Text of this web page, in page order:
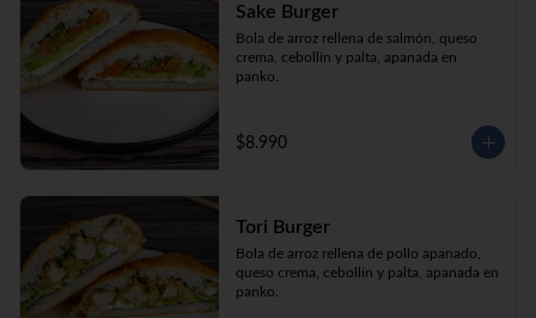
Sake Burger
Bola de arroz rellena de salmón, queso
crema, cebollín y palta, apanada en
panko.
$8.990
Tori Burger
Bola de arroz rellena de pollo apanado,
queso crema, cebollín y palta, apanada en
panko.